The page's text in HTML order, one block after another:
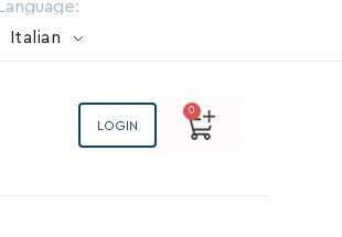
Language:
Italian
LOGIN
0